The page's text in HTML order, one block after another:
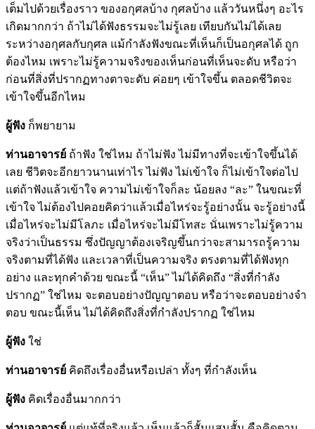
เต็มไปด้วยเรื่องราว ของอกุศลบ้าง กุศลบ้าง แล้ววันหนึ่งๆ อะไร
เกิดมากกว่า ถ้าไม่ได้ฟังธรรมจะไม่รู้เลย เทียบกันไม่ได้เลย
ระหว่างอกุศลกับกุศล แม้กำลังฟังขณะที่เห็นก็เป็นอกุศลได้ ถูก
ต้องไหม เพราะไม่รู้ความจริงของเห็นก่อนที่เห็นจะดับ หรือว่า
ก่อนที่สิ่งที่ปรากฏทางตาจะดับ ค่อยๆ เข้าใจขึ้น ตลอดชีวิตจะ
เข้าใจขึ้นอีกไหม
ผู้ฟัง ก็พยายาม
ท่านอาจารย์ ถ้าฟัง ใช่ไหม ถ้าไม่ฟัง ไม่มีทางที่จะเข้าใจขึ้นได้
เลย ชีวิตจะอีกยาวนานเท่าไร ไม่ฟัง ไม่เข้าใจ ก็ไม่เข้าใจต่อไป
แต่ถ้าฟังแล้วเข้าใจ ความไม่เข้าใจก็ละ น้อยลง “ละ” ในขณะที่
เข้าใจ ไม่ต้องไปคอยคิดว่าแล้วเมื่อไหร่จะรู้อย่างนั้น จะรู้อย่างนี้
เมื่อไหร่จะไม่มีโลภะ เมื่อไหร่จะไม่มีโทสะ นั่นเพราะไม่รู้ความ
จริงว่าเป็นธรรม ซึ่งปัญญาต้องเจริญขึ้นกว่าจะสามารถรู้ความ
จริงตามที่ได้ฟัง และเวลาที่เป็นความจริง ตรงตามที่ได้ฟังทุก
อย่าง และทุกคำด้วย ขณะนี้ “เห็น” ไม่ได้คิดถึง “สิ่งที่กำลัง
ปรากฏ” ใช่ไหม จะตอบอย่างปัญญาตอบ หรือว่าจะตอบอย่างจำ
ตอบ ขณะนี้เห็น ไม่ได้คิดถึงสิ่งที่กำลังปรากฏ ใช่ไหม
ผู้ฟัง ใช่
ท่านอาจารย์ คิดถึงเรื่องอื่นหรือเปล่า ทั้งๆ ที่กำลังเห็น
ผู้ฟัง คิดเรื่องอื่นมากกว่า